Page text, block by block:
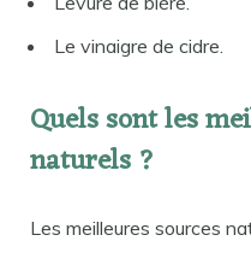
Le vinaigre de cidre.
Quels sont les
naturels ?
Les meilleures sources